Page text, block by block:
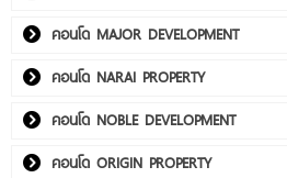
คอนโด MAJOR DEVELOPMENT
คอนโด NARAI PROPERTY
คอนโด NOBLE DEVELOPMENT
คอนโด ORIGIN PROPERTY